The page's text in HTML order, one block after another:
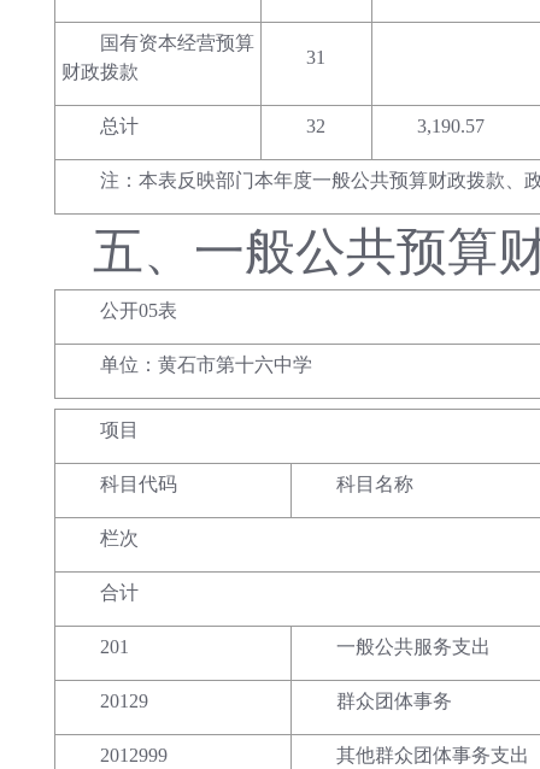
国有资本经营预算
财政拨款
31
总计 32 3,190.57
注：本表反映部门本年度一般公共预算财政拨款、
五、 一般公共预算
公开05表
单位：黄石市第十六中学
项目
科目代码 科目名称
栏次
合计
201 一般公共服务支出
20129 群众团体事务
2012999 其他群众团体事务支出